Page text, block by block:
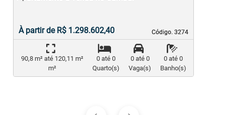
Código. 3274
Código. 3274
À partir de R$ 1.298.602,40
90,8 m² até 120,11 m²
m²
0 até 0
Quarto(s)
0 até 0
Vaga(s)
0 até 0
Banho(s)